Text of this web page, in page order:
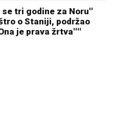
GUBIO GLAVU
koju smo gledali u
a porodična
OBRT NAKON BURNOG
MILICOM NA ADI